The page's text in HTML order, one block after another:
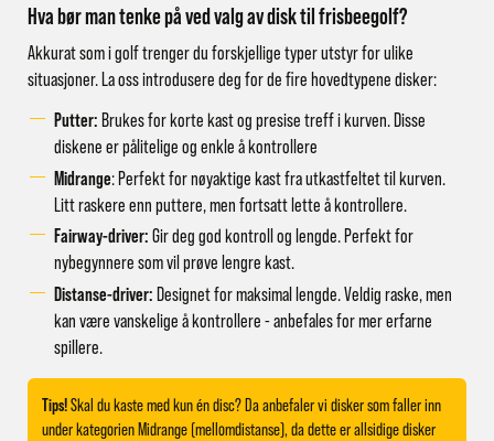
Hva bør man tenke på ved valg av disk til frisbeegolf?
Akkurat som i golf trenger du forskjellige typer utstyr for ulike
situasjoner. La oss introdusere deg for de fire hovedtypene disker:
Putter: Brukes for korte kast og presise treff i kurven. Disse
diskene er pålitelige og enkle å kontrollere
Midrange: Perfekt for nøyaktige kast fra utkastfeltet til kurven.
Litt raskere enn puttere, men fortsatt lette å kontrollere.
Fairway-driver: Gir deg god kontroll og lengde. Perfekt for
nybegynnere som vil prøve lengre kast.
Distanse-driver: Designet for maksimal lengde. Veldig raske, men
kan være vanskelige å kontrollere - anbefales for mer erfarne
spillere.
Tips!Skal du kaste med kun én disc? Da anbefaler vi disker som faller inn
under kategorien Midrange (mellomdistanse), da dette er allsidige disker